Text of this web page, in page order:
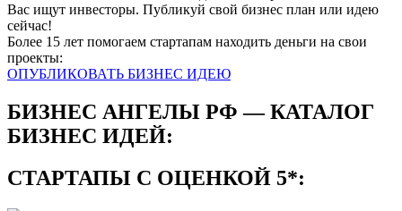
Вас ищут инвесторы. Публикуй свой бизнес план или идею
сейчас!
Более 15 лет помогаем стартапам находить деньги на свои
проекты:
ОПУБЛИКОВАТЬ БИЗНЕС ИДЕЮ
БИЗНЕС АНГЕЛЫ РФ — КАТАЛОГ
БИЗНЕС ИДЕЙ:
СТАРТАПЫ С ОЦЕНКОЙ 5*: